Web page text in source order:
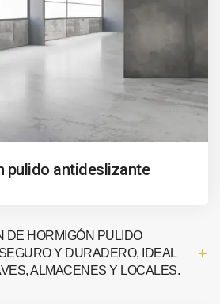
pulido antideslizante
DE HORMIGÓN PULIDO
Y DURADERO, IDEAL
ALMACENES Y LOCALES.